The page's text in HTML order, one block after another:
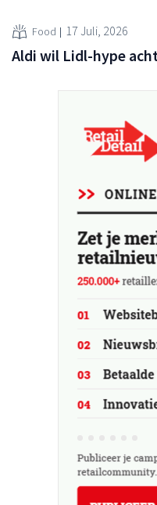
Food 17 Juli, 2026
Aldi wil Lidl-hype